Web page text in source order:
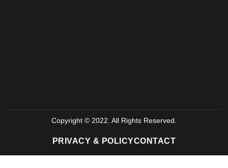
Copyright © 2022. All Rights Reserved.
PRIVACY & POLICYCONTACT